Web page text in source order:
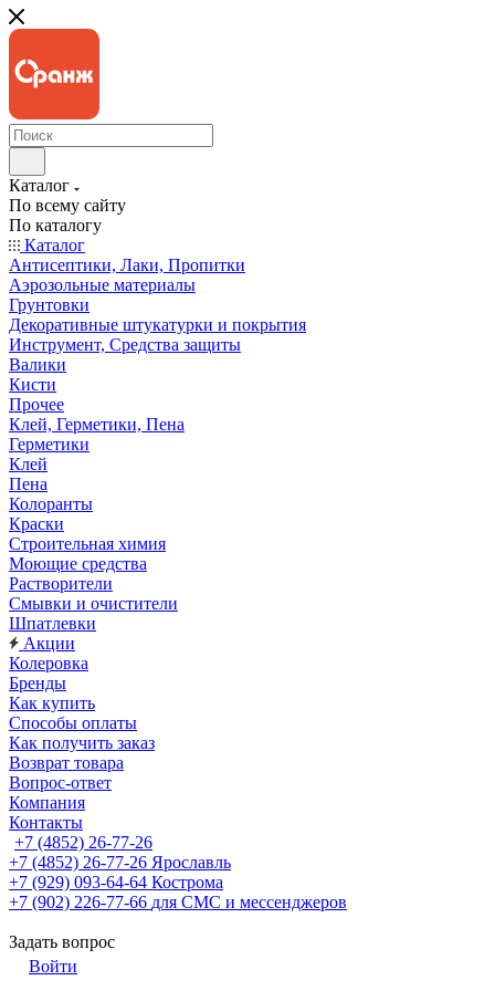
Каталог
По всему сайту
По каталогу
Каталог
Антисептики, Лаки, Пропитки
Аэрозольные материалы
Грунтовки
Декоративные штукатурки и покрытия
Инструмент, Средства защиты
Валики
Кисти
Прочее
Клей, Герметики, Пена
Герметики
Клей
Пена
Колоранты
Краски
Строительная химия
Моющие средства
Растворители
Смывки и очистители
Шпатлевки
Акции
Колеровка
Бренды
Как купить
Способы оплаты
Как получить заказ
Возврат товара
Вопрос-ответ
Компания
Контакты
+7 (4852) 26-77-26
+7 (4852) 26-77-26 Ярославль
+7 (929) 093-64-64 Кострома
+7 (902) 226-77-66 для СМС и мессенджеров
Задать вопрос
Войти